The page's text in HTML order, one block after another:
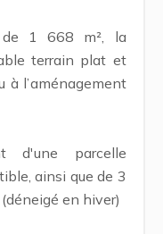
de 1 668 m², la
terrain plat et
à l’aménagement
d'une parcelle
ainsi que de 3
en hiver)